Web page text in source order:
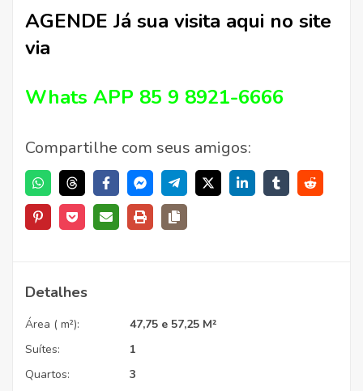
AGENDE Já sua visita aqui no site
via
Whats APP 85 9 8921-6666
Compartilhe com seus amigos:
Detalhes
Área ( m²):
47,75 e 57,25 M²
Suítes:
1
Quartos:
3